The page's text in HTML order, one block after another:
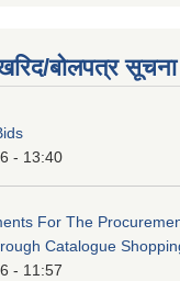
बोलपत्र सूचना
- 13:40
For The
Catalogue
- 11:57